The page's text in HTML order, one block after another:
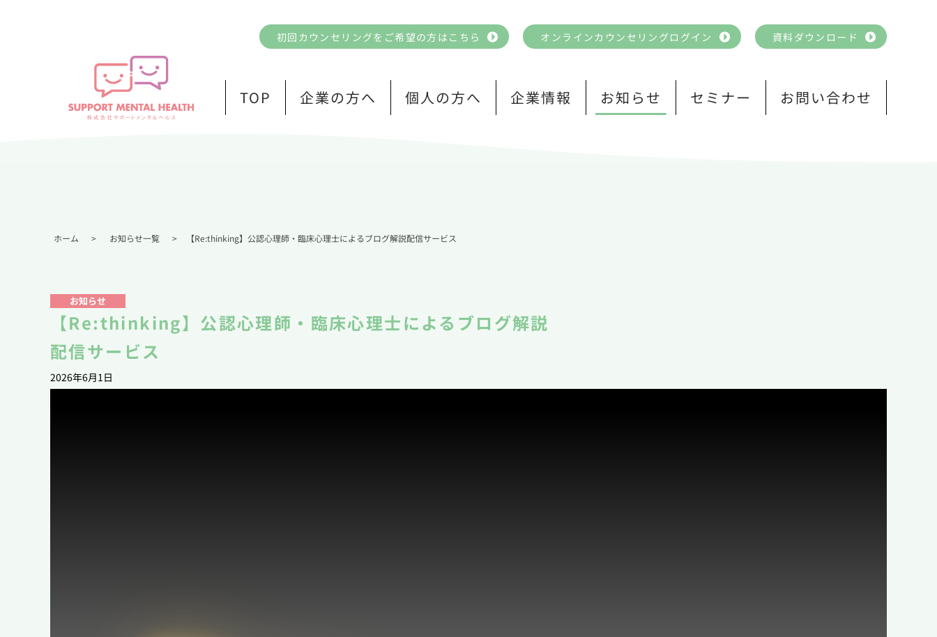
初回カウンセリングをご希望の方はこちら オンラインカウンセリングログイン 資料ダウンロード
TOP 企業の方へ 個人の方へ 企業情報 お知らせ セミナー お問い合わせ
ホーム > お知らせ一覧 > 【Re:thinking】公認心理師・臨床心理士によるブログ解説配信サービス
お知らせ
【Re:thinking】公認心理師・臨床心理士によるブログ解説
配信サービス
2026年6月1日